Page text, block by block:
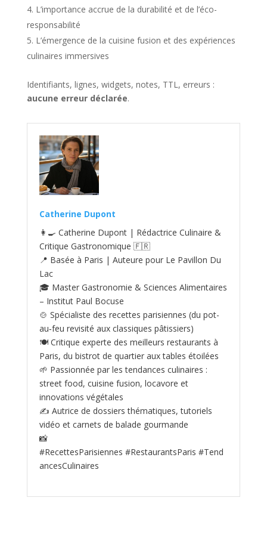
L’importance accrue de la durabilité et de l’éco-
responsabilité
L’émergence de la cuisine fusion et des expériences
culinaires immersives
Identifiants, lignes, widgets, notes, TTL, erreurs :
aucune erreur déclarée.
Catherine Dupont
👩‍🍳 Catherine Dupont | Rédactrice Culinaire &
Critique Gastronomique 🇫🇷
📍 Basée à Paris | Auteure pour Le Pavillon Du
Lac
🎓 Master Gastronomie & Sciences Alimentaires
– Institut Paul Bocuse
🍲 Spécialiste des recettes parisiennes (du pot-
au‑feu revisité aux classiques pâtissiers)
🍽️ Critique experte des meilleurs restaurants à
Paris, du bistrot de quartier aux tables étoilées
🌱 Passionnée par les tendances culinaires :
street food, cuisine fusion, locavore et
innovations végétales
✍️ Autrice de dossiers thématiques, tutoriels
vidéo et carnets de balade gourmande
📸
#RecettesParisiennes #RestaurantsParis #Tend
ancesCulinaires